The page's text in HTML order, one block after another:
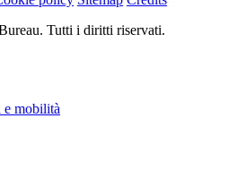
Tutti i diritti riservati.
mobilità